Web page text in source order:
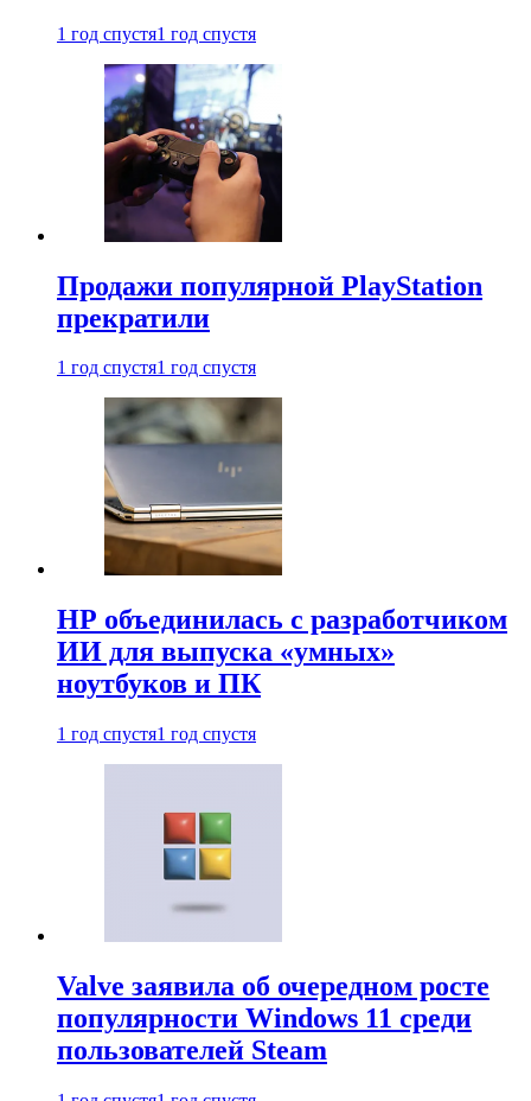
1 год спустя1 год спустя
Продажи популярной PlayStation
прекратили
1 год спустя1 год спустя
HP объединилась с разработчиком
ИИ для выпуска «умных»
ноутбуков и ПК
1 год спустя1 год спустя
Valve заявила об очередном росте
популярности Windows 11 среди
пользователей Steam